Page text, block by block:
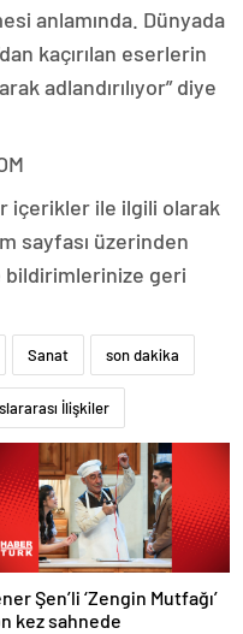
anlamında. Dünyada
kaçırılan eserlerin
adlandırılıyor” diye
içerikler ile ilgili olarak
sayfası üzerinden
bildirimlerinize geri
Sanat son dakika
İlişkiler
Şen’li ‘Zengin Mutfağı’
kez sahnede